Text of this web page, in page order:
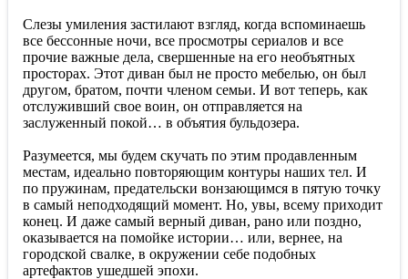
Слезы умиления застилают взгляд, когда вспоминаешь
все бессонные ночи, все просмотры сериалов и все
прочие важные дела, свершенные на его необъятных
просторах. Этот диван был не просто мебелью, он был
другом, братом, почти членом семьи. И вот теперь, как
отслуживший свое воин, он отправляется на
заслуженный покой… в объятия бульдозера.
Разумеется, мы будем скучать по этим продавленным
местам, идеально повторяющим контуры наших тел. И
по пружинам, предательски вонзающимся в пятую точку
в самый неподходящий момент. Но, увы, всему приходит
конец. И даже самый верный диван, рано или поздно,
оказывается на помойке истории… или, вернее, на
городской свалке, в окружении себе подобных
артефактов ушедшей эпохи.